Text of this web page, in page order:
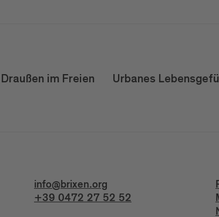
Draußen im Freien Urbanes
info@brixen.org
+39 0472 27 52 52